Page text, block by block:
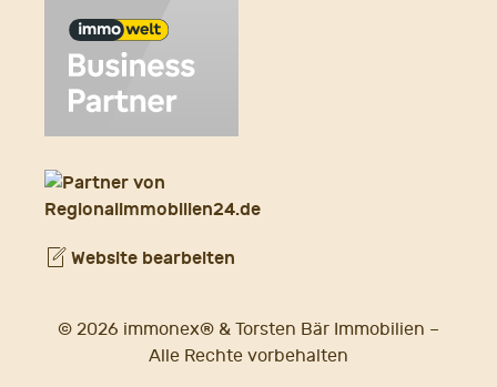
Website bearbeiten
© 2026 immonex® & Torsten Bär Immobilien –
Alle Rechte vorbehalten